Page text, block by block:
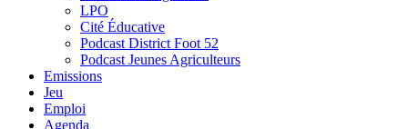
LPO
Cité Éducative
Podcast District Foot 52
Podcast Jeunes Agriculteurs
Emissions
Jeu
Emploi
Agenda